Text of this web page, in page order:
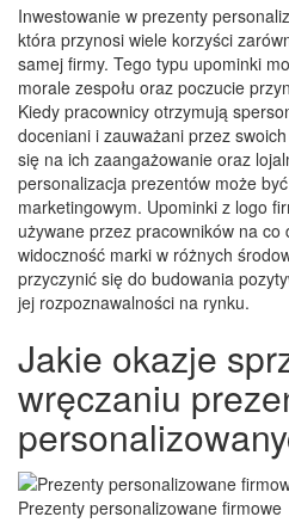
Inwestowanie w prezenty
która przynosi wiele korzyści
samej firmy. Tego typu upominki
morale zespołu oraz poczucie
Kiedy pracownicy otrzymują
doceniani i zauważani przez
się na ich zaangażowanie oraz
personalizacja prezentów może
marketingowym. Upominki z logo
używane przez pracowników na co
widoczność marki w różnych
przyczynić się do budowania
jej rozpoznawalności na rynku.
Jakie okazje
wręczaniu
Prezenty personalizowane firmowe